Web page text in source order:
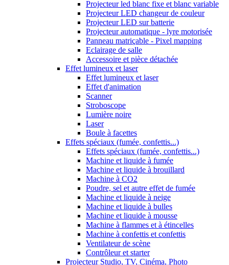
Projecteur led blanc fixe et blanc variable
Projecteur LED changeur de couleur
Projecteur LED sur batterie
Projecteur automatique - lyre motorisée
Panneau matriçable - Pixel mapping
Eclairage de salle
Accessoire et pièce détachée
Effet lumineux et laser
Effet lumineux et laser
Effet d'animation
Scanner
Stroboscope
Lumière noire
Laser
Boule à facettes
Effets spéciaux (fumée, confettis...)
Effets spéciaux (fumée, confettis...)
Machine et liquide à fumée
Machine et liquide à brouillard
Machine à CO2
Poudre, sel et autre effet de fumée
Machine et liquide à neige
Machine et liquide à bulles
Machine et liquide à mousse
Machine à flammes et à étincelles
Machine à confettis et confettis
Ventilateur de scène
Contrôleur et starter
Projecteur Studio, TV, Cinéma, Photo